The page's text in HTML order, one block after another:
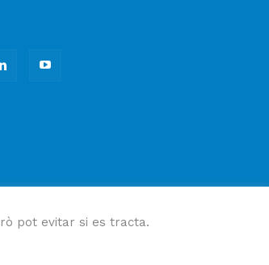
pot evitar si es tracta.